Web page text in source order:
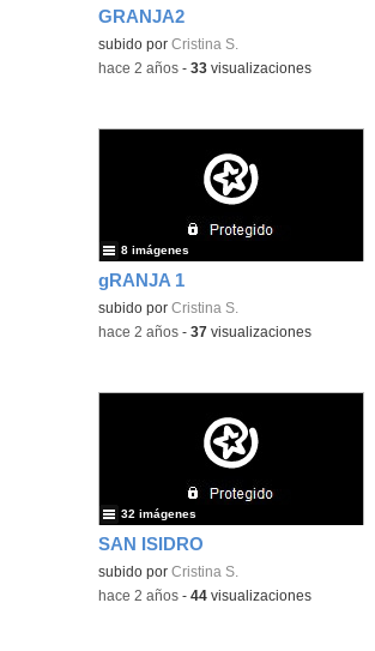
GRANJA2
Contenido educativo.
subido porCristina S.
-hace 2 años -33 visualizaciones
gRANJA 1
Contenido educativo.
subido porCristina S.
8 imágenes
-hace 2 años -37 visualizaciones
SAN ISIDRO
Contenido educativo.
subido porCristina S.
32 imágenes
-hace 2 años -44 visualizaciones